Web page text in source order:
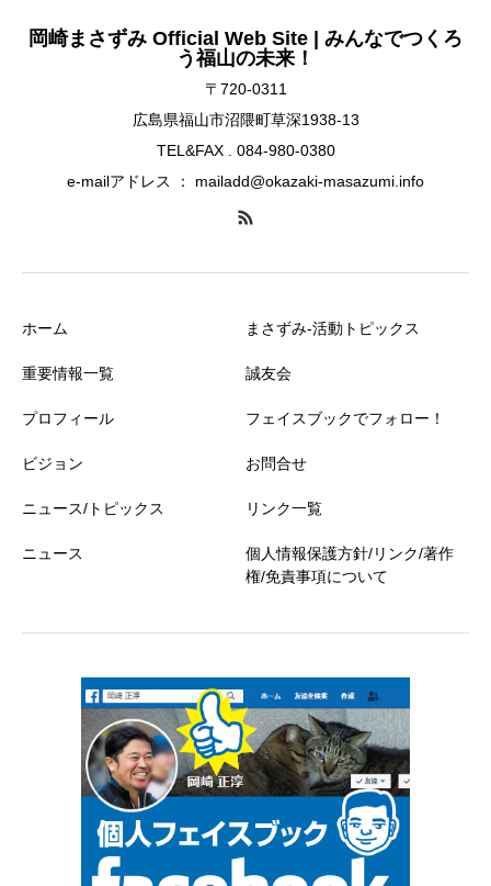
岡崎まさずみ Official Web Site | みんなでつくろ
う福山の未来！
〒720-0311
広島県福山市沼隈町草深1938-13
TEL&FAX . 084-980-0380
e-mailアドレス ： mailadd@okazaki-masazumi.info
ホーム
重要情報一覧
プロフィール
ビジョン
ニュース/トピックス
ニュース
まさずみ-活動トピックス
誠友会
フェイスブックでフォロー！
お問合せ
リンク一覧
個人情報保護方針/リンク/著作
権/免責事項について